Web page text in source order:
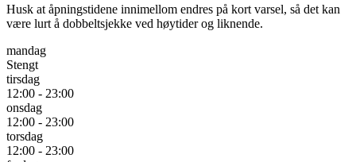
Husk at åpningstidene innimellom endres på kort varsel, så det kan
være lurt å dobbeltsjekke ved høytider og liknende.
mandag
Stengt
tirsdag
12:00 - 23:00
onsdag
12:00 - 23:00
torsdag
12:00 - 23:00